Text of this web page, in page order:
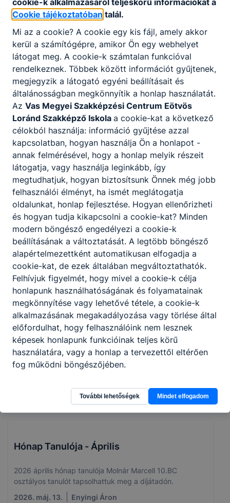
A Vas Vármegyei SZC Eötvös Loránd Szakképző Iskola 4
honvéd kadét tanulója is részt vett a Magyar Honvédség
által szervezett pápai akadályfutó versenyen. 💪
2026. máj. 25.
Szabó Bence
Honvéd Kadét programunk utolsó állomása:
Paintball🎯🪖
A mai napon Honvéd Kadét programunk utolsó
állomására került sor, melynek helyszíne a sümeg melletti
paintball pálya volt. A csapat reggel fél 9-kor indult útnak
három kisbusszal, amelyeket a Celldömölki VSE
biztosított számunkra. Ezúton is köszönjük a
támogatásukat!
2026. máj. 21.
Enyingi Áron
🕯️ Tisztelet a hősöknek 🕯️
A Magyar Honvédség felkérésére intézményünk 8
tanulója hadisírgondozási munkában vett részt a
celldömölki temetőben. A fiatalok elhivatott munkájukkal
hozzájárultak ahhoz, hogy méltó módon őrizzük és
ápoljuk azoknak az emlékét, akik hazájukért áldozták
Enyingi Áron
Hónap Tanulója - Április
2026 április hónap tanulója Molnár Marcell 10.BC
osztályos tanulót tapsolhattuk meg a díjátadón.
2026. máj. 13.
Enyingi Áron
Cookie tájékoztatóban talál.
Mi az a cookie? A cookie egy kis fájl, amely akkor
kerül a számítógépre, amikor Ön egy webhelyet
látogat meg. A cookie-k számtalan funkcióval
rendelkeznek. Többek között információt gyűjtenek,
megjegyzik a látogató egyéni beállításait és
általánosságban megkönnyítik a honlap használatát.
Az Vas Megyei Szakképzési Centrum Eötvös
Loránd Szakképző Iskola a cookie-kat a következő
célokból használja: információ gyűjtése azzal
kapcsolatban, hogyan használja Ön a honlapot -
annak felmérésével, hogy a honlap melyik részeit
látogatja, vagy használja leginkább, így
megtudhatjuk, hogyan biztosítsunk Önnek még jobb
felhasználói élményt, ha ismét meglátogatja
oldalunkat, honlap fejlesztése. Hogyan ellenőrizheti
és hogyan tudja kikapcsolni a cookie-kat? Minden
modern böngésző engedélyezi a cookie-k
beállításának a változtatását. A legtöbb böngésző
alapértelmezettként automatikusan elfogadja a
cookie-kat, de ezek általában megváltoztathatók.
Felhívjuk figyelmét, hogy mivel a cookie-k célja
honlapunk használhatóságának és folyamatainak
megkönnyítése vagy lehetővé tétele, a cookie-k
alkalmazásának megakadályozása vagy törlése által
előfordulhat, hogy felhasználóink nem lesznek
képesek honlapunk funkcióinak teljes körű
használatára, vagy a honlap a tervezettől eltérően
fog működni böngészőjében.
További lehetőségek Mindet elfogadom